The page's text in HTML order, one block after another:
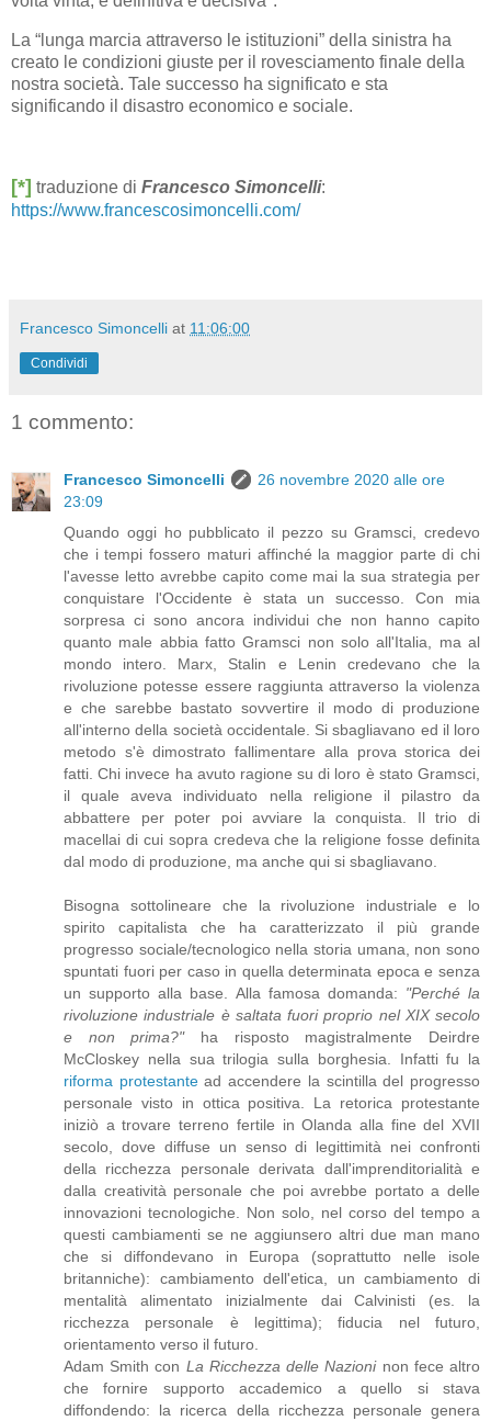
La “lunga marcia attraverso le istituzioni” della sinistra ha
creato le condizioni giuste per il rovesciamento finale della
nostra società. Tale successo ha significato e sta
significando il disastro economico e sociale.
[*] traduzione di Francesco Simoncelli:
https://www.francescosimoncelli.com/
Francesco Simoncelli at 11:06:00
Condividi
1 commento:
Francesco Simoncelli
26 novembre 2020 alle ore
23:09
Quando oggi ho pubblicato il pezzo su Gramsci, credevo
che i tempi fossero maturi affinché la maggior parte di chi
l'avesse letto avrebbe capito come mai la sua strategia per
conquistare l'Occidente è stata un successo. Con mia
sorpresa ci sono ancora individui che non hanno capito
quanto male abbia fatto Gramsci non solo all'Italia, ma al
mondo intero. Marx, Stalin e Lenin credevano che la
rivoluzione potesse essere raggiunta attraverso la violenza
e che sarebbe bastato sovvertire il modo di produzione
all'interno della società occidentale. Si sbagliavano ed il loro
metodo s'è dimostrato fallimentare alla prova storica dei
fatti. Chi invece ha avuto ragione su di loro è stato Gramsci,
il quale aveva individuato nella religione il pilastro da
abbattere per poter poi avviare la conquista. Il trio di
macellai di cui sopra credeva che la religione fosse definita
dal modo di produzione, ma anche qui si sbagliavano.
Bisogna sottolineare che la rivoluzione industriale e lo
spirito capitalista che ha caratterizzato il più grande
progresso sociale/tecnologico nella storia umana, non sono
spuntati fuori per caso in quella determinata epoca e senza
un supporto alla base. Alla famosa domanda: "Perché la
rivoluzione industriale è saltata fuori proprio nel XIX secolo
e non prima?"ha risposto magistralmente Deirdre
McCloskey nella sua trilogia sulla borghesia. Infatti fu la
riforma protestantead accendere la scintilla del progresso
personale visto in ottica positiva. La retorica protestante
iniziò a trovare terreno fertile in Olanda alla fine del XVII
secolo, dove diffuse un senso di legittimità nei confronti
della ricchezza personale derivata dall'imprenditorialità e
dalla creatività personale che poi avrebbe portato a delle
innovazioni tecnologiche. Non solo, nel corso del tempo a
questi cambiamenti se ne aggiunsero altri due man mano
che si diffondevano in Europa (soprattutto nelle isole
britanniche): cambiamento dell'etica, un cambiamento di
mentalità alimentato inizialmente dai Calvinisti (es. la
ricchezza personale è legittima); fiducia nel futuro,
orientamento verso il futuro.
Adam Smith con La Ricchezza delle Nazioninon fece altro
che fornire supporto accademico a quello si stava
diffondendo: la ricerca della ricchezza personale genera